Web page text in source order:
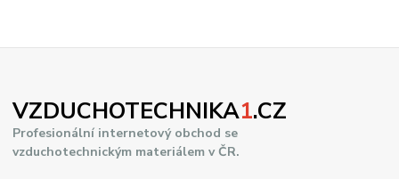
VZDUCHOTECHNIKA1.CZ
Profesionální internetový obchod se
vzduchotechnickým materiálem v ČR.